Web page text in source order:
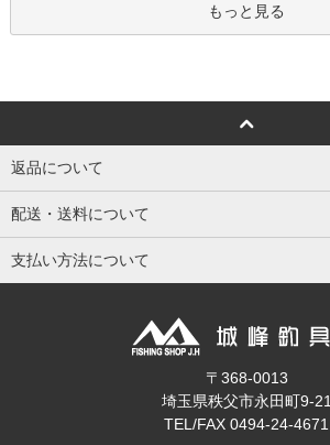
もっと見る
返品について
配送・送料について
支払い方法について
〒368-0013
埼玉県秩父市永田町9-21
TEL/FAX 0494-24-4671